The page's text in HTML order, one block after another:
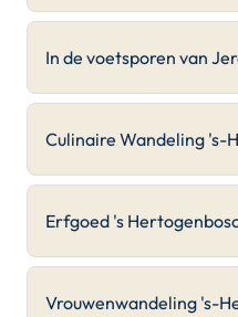
In de voetsporen van
Culinaire Wandeling 's-
Erfgoed 's
Vrouwenwandeling 's-